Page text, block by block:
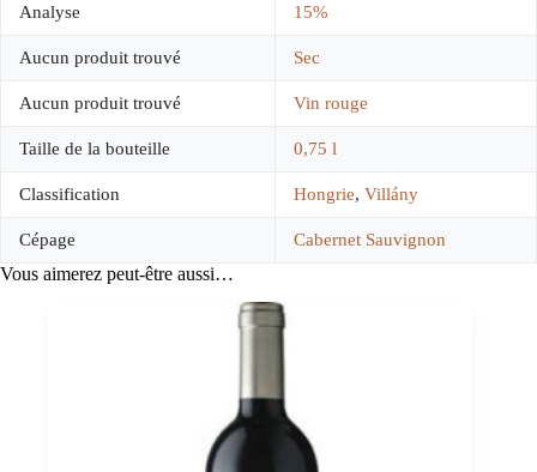
Analyse 15%
Aucun produit trouvé Sec
Aucun produit trouvé Vin rouge
Taille de la bouteille 0,75 l
Classification Hongrie, Villány
Cépage Cabernet Sauvignon
Vous aimerez peut-être aussi…